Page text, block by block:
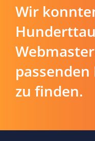
Wir
zu finden.